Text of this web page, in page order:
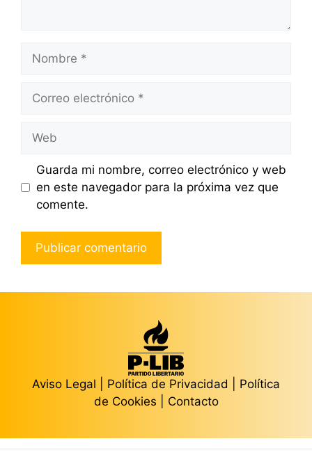
Nombre
Correo
Web
Guarda mi nombre, correo electrónico y web
en este navegador para la próxima vez que
comente.
Aviso Legal Política de Privacidad
Política
de Cookies
Contacto